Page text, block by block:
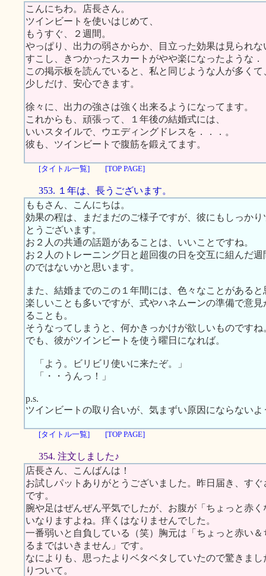
こんにちわ。店長さん。
ツインビートを使いはじめて、
もうすぐ、２週間。
やっぱり、出力の弱さからか、目立った効果は見られな
すこし、きつかったスカートがやや楽になったような．
この掲示板を読んでいると、私と同じような人が多くて
少しだけ、安心できます。
徐々に、出力の強さは強く出来るようになってます。
これからも、頑張って、１年後の結婚式には、
いいスタイルで、ウエディングドレスを．．．。
彼も、ツインビートで腹筋を鍛えてます。
[タイトル一覧] [TOP PAGE]
353. １年は、長うございます。
ももさん、こんにちは。
効果の程は、まだまだのご様子ですが、彼にもしっか
とうございます。
お２人の共通の話題があることは、いいことですね。
お２人のトレーニング日と超回復の日を交互に組んだ
のではないかと思います。
また、結婚までのこの１年間には、色々なことがあると
楽しいことも多いですが、式やハネムーンの準備で意
ることも。
そうなってしまうと、何かきっかけが欲しいものですね
でも、彼がツインビートを使う曜日になれば。
「よう。ビリビリ使いに来たぞ。」
「・・うんっ！」
p.s.
ツインビートの取り合いが、気まずい原因にならない
[タイトル一覧] [TOP PAGE]
354. 注文しました♪
店長さん、こんばんは！
お試しパットありがとうございました。昨日届き、す
です。
腕や足はぜんぜん平気でしたが、お腹が「ちょっと赤
いなりますよね。痒くはなりませんでした。
一番弱いと自負している（笑）胸元は「ちょっと赤い
るまではいきません」です。
なによりも、思ったよりベタベタしていたので驚きま
りついて。